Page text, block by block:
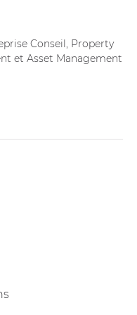
Conseil, Property
et Asset Management